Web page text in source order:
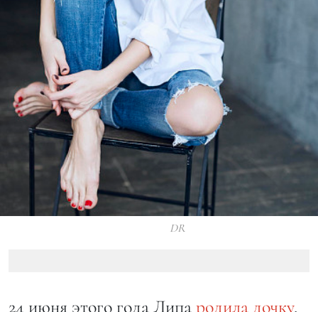
DR
24 июня этого года Липародила дочку,